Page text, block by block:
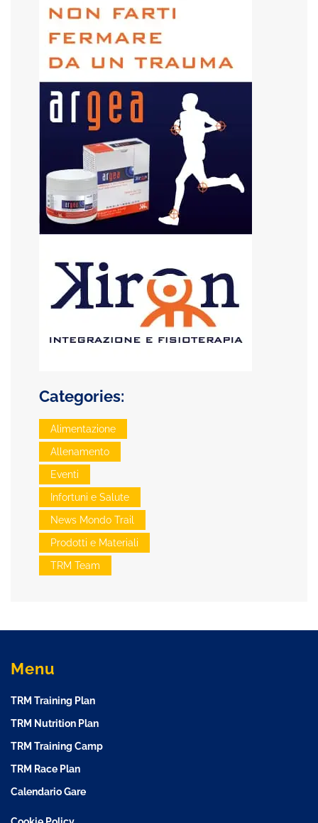
Categories:
Alimentazione
Allenamento
Eventi
Infortuni e Salute
News Mondo Trail
Prodotti e Materiali
TRM Team
Menu
TRM Training Plan
TRM Nutrition Plan
TRM Training Camp
TRM Race Plan
Calendario Gare